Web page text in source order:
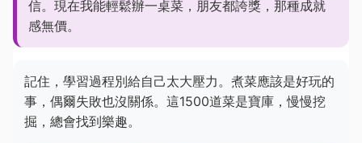
信。現在我能輕鬆辦一桌菜，朋友都誇獎，那種成就
感無價。
記住，學習過程別給自己太大壓力。煮菜應該是好玩的
事，偶爾失敗也沒關係。這1500道菜是寶庫，慢慢挖
掘，總會找到樂趣。